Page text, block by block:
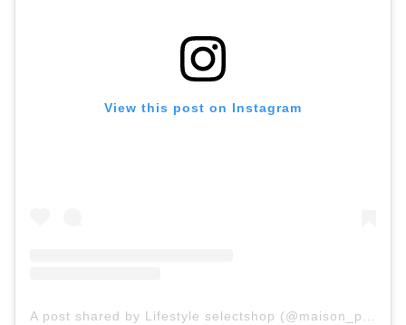
View this post on Instagram